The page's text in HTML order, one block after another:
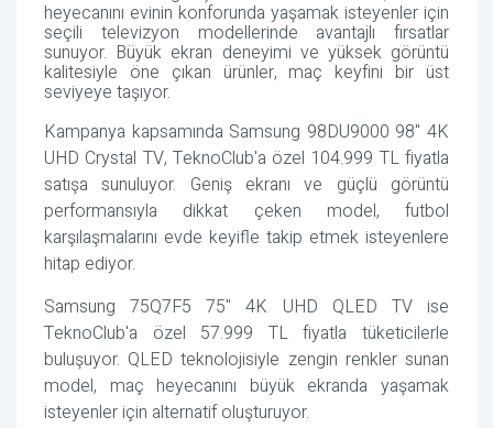
heyecanını evinin konforunda yaşamak isteyenler için
seçili televizyon modellerinde avantajlı fırsatlar
sunuyor. Büyük ekran deneyimi ve yüksek görüntü
kalitesiyle öne çıkan ürünler, maç keyfini bir üst
seviyeye taşıyor.
Kampanya kapsamında Samsung 98DU9000 98" 4K
UHD Crystal TV, TeknoClub'a özel 104.999 TL fiyatla
satışa sunuluyor. Geniş ekranı ve güçlü görüntü
performansıyla dikkat çeken model, futbol
karşılaşmalarını evde keyifle takip etmek isteyenlere
hitap ediyor.
Samsung 75Q7F5 75" 4K UHD QLED TV ise
TeknoClub'a özel 57.999 TL fiyatla tüketicilerle
buluşuyor. QLED teknolojisiyle zengin renkler sunan
model, maç heyecanını büyük ekranda yaşamak
isteyenler için alternatif oluşturuyor.